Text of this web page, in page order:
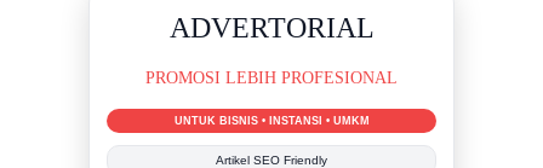
DUKUNG KAMI
BERSAMA METROMEDIANEWS.CO
MEDIA INFORMASI TERPERCAYA
Publikasi Kegiatan